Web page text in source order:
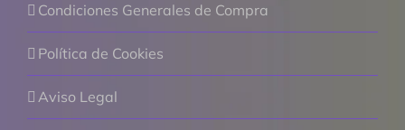
Condiciones Generales de Compra
Política de Cookies
Aviso Legal